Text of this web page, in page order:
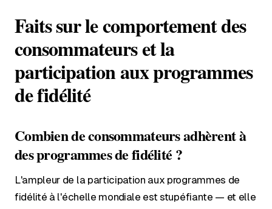
Faits sur le comportement des
consommateurs et la
participation aux programmes
de fidélité
Combien de consommateurs adhèrent à
des programmes de fidélité ?
L'ampleur de la participation aux programmes de
fidélité à l'échelle mondiale est stupéfiante — et elle